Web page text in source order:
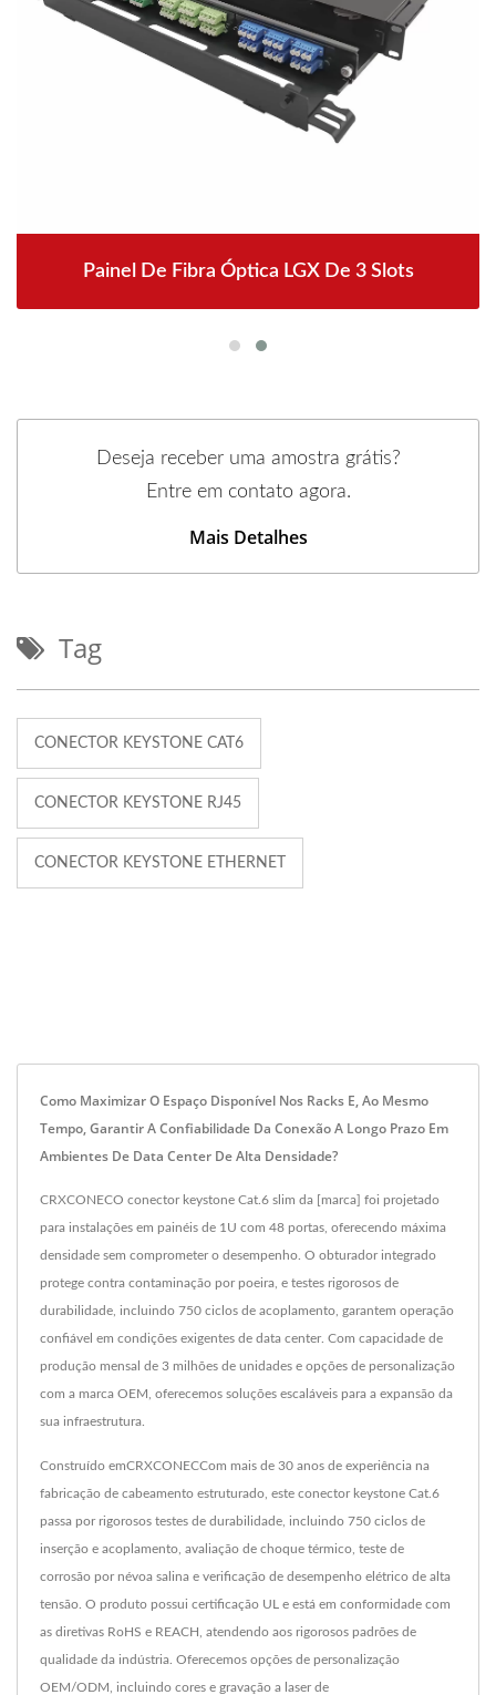
Painel De Fibra Óptica LGX De 3 Slots
Deseja receber uma amostra grátis?
Entre em contato agora.
Mais Detalhes
Tag
CONECTOR KEYSTONE CAT6
CONECTOR KEYSTONE RJ45
CONECTOR KEYSTONE ETHERNET
Como Maximizar O Espaço Disponível Nos Racks E, Ao Mesmo
Tempo, Garantir A Confiabilidade Da Conexão A Longo Prazo Em
Ambientes De Data Center De Alta Densidade?
CRXCONECO conector keystone Cat.6 slim da [marca] foi projetado
para instalações em painéis de 1U com 48 portas, oferecendo máxima
densidade sem comprometer o desempenho. O obturador integrado
protege contra contaminação por poeira, e testes rigorosos de
durabilidade, incluindo 750 ciclos de acoplamento, garantem operação
confiável em condições exigentes de data center. Com capacidade de
produção mensal de 3 milhões de unidades e opções de personalização
com a marca OEM, oferecemos soluções escaláveis ​​para a expansão da
sua infraestrutura.
Construído emCRXCONECCom mais de 30 anos de experiência na
fabricação de cabeamento estruturado, este conector keystone Cat.6
passa por rigorosos testes de durabilidade, incluindo 750 ciclos de
inserção e acoplamento, avaliação de choque térmico, teste de
corrosão por névoa salina e verificação de desempenho elétrico de alta
tensão. O produto possui certificação UL e está em conformidade com
as diretivas RoHS e REACH, atendendo aos rigorosos padrões de
qualidade da indústria. Oferecemos opções de personalização
OEM/ODM, incluindo cores e gravação a laser de